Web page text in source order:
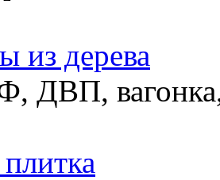
из дерева
ДВП,